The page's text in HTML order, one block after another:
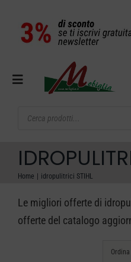
contenuto
Toggle
OFFERTE DEL MESE
AZIENDA
search
Home idropulitrici STIHL
Le migliori offerte di
offerte del catalogo